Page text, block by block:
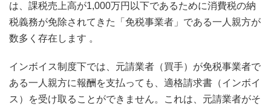
は、課税売上高が1,000万円以下であるために消費税の納
税義務が免除されてきた「免税事業者」である一人親方が
数多く存在します 。
インボイス制度下では、元請業者（買手）が免税事業者で
ある一人親方に報酬を支払っても、適格請求書（インボイ
ス）を受け取ることができません。これは、元請業者がそ